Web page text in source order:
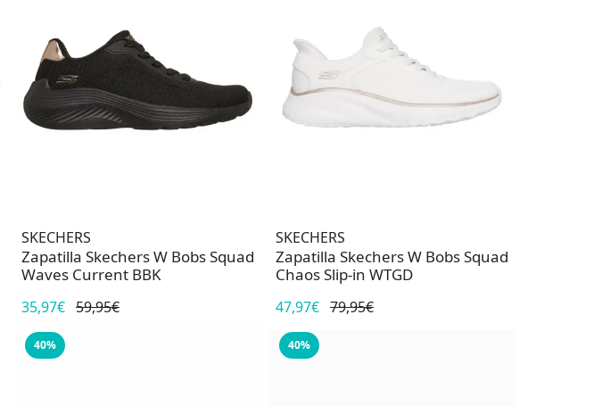
SKECHERS
Zapatilla Skechers W Bobs Squad
Waves Current BBK
35,97€ 59,95€
SKECHERS
Zapatilla Skechers W Bobs Squad
Chaos Slip-in WTGD
47,97€ 79,95€
40% 40%